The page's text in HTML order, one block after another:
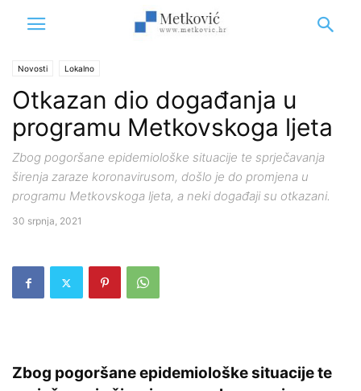
Novosti Lokalno
Otkazan dio događanja u
programu Metkovskoga ljeta
Zbog pogoršane epidemiološke situacije te sprječavanja
širenja zaraze koronavirusom, došlo je do promjena u
programu Metkovskoga ljeta, a neki događaji su otkazani.
30 srpnja, 2021
Zbog pogoršane epidemiološke situacije te